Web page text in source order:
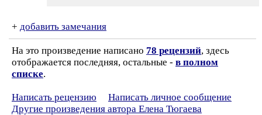
+ добавить замечания
На это произведение написано 78 рецензий, здесь
отображается последняя, остальные - в полном
списке.
Написать рецензию
Написать личное сообщение
Другие произведения автора Елена Тюгаева